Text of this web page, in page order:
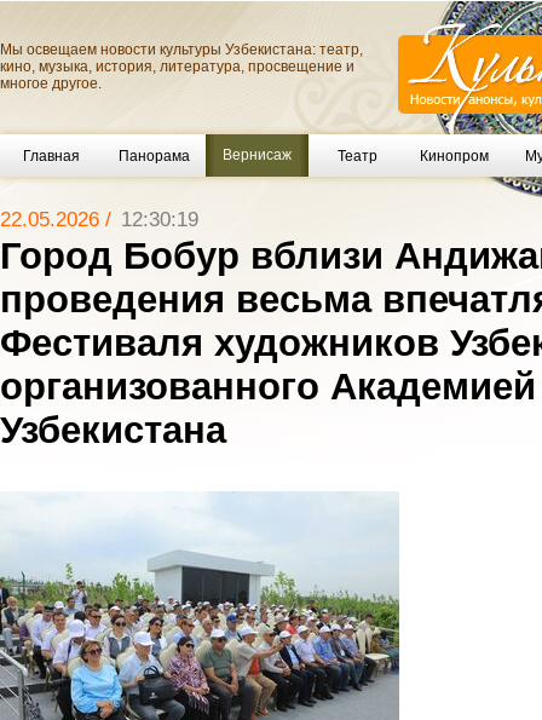
Мы освещаем новости культуры Узбекистана: театр,
кино, музыка, история, литература, просвещение и
многое другое.
Главная Панорама Вернисаж Театр Кинопром
22.05.2026 / 12:30:19
Город Бобур вблизи
проведения весьма
Фестиваля художников
организованного
Узбекистана